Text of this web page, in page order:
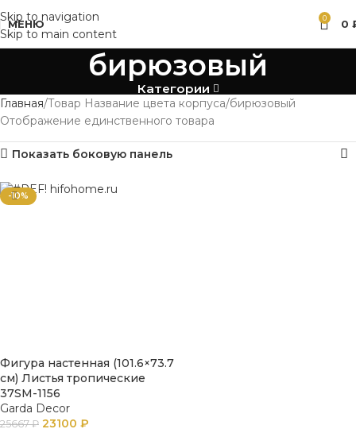
Skip to navigation
Skip to main content
МЕНЮ 0 0
бирюзовый
Категории
Главная Товар Название цвета корпуса бирюзовый
Отображение единственного товара
Показать боковую панель
-10%
Фигура настенная (101.6×73.7
см) Листья тропические
37SM-1156
Garda Decor
25667₽ 23100 ₽